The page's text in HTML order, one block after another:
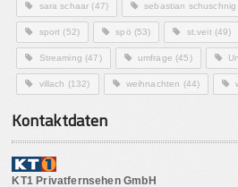
sara schaar (47) sebastian schuschnig
sport (52) spö (53) st.veit(49)
Streaming (47) umfrage (45)
villach (132) weihnachten (44)
Kontaktdaten
KT1 Privatfernsehen GmbH